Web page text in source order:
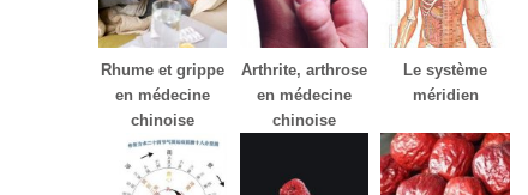
Rhume et grippe
en médecine
chinoise
Arthrite, arthrose
en médecine
chinoise
Le système
méridien